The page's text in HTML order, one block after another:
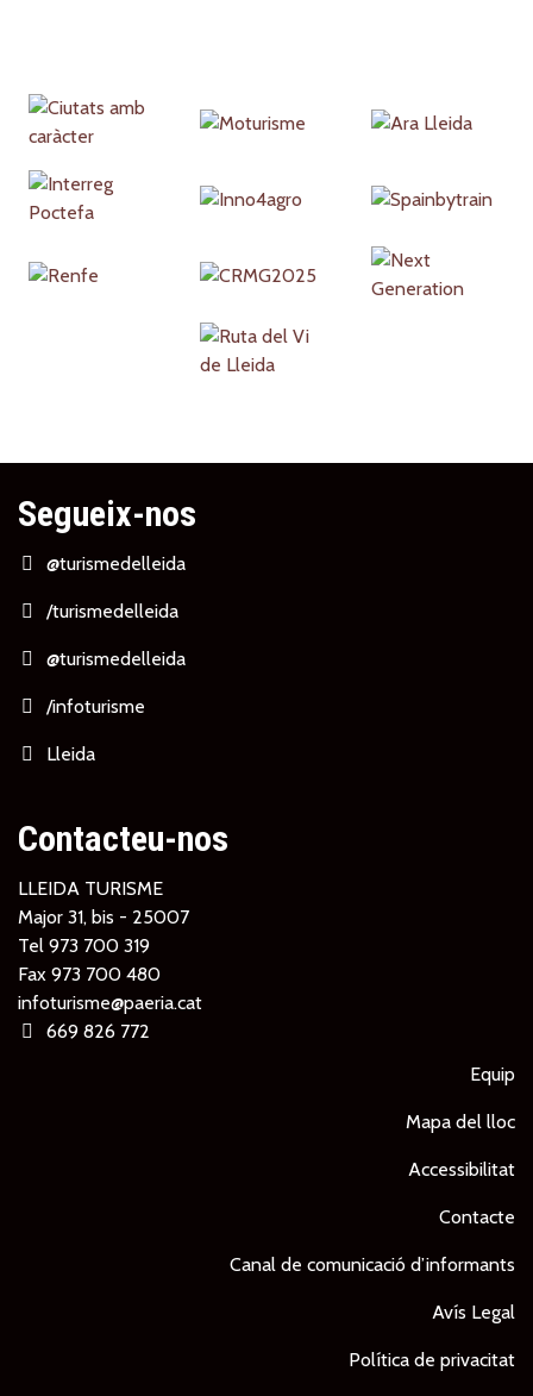
Partners
Segueix-nos
@turismedelleida
/turismedelleida
@turismedelleida
/infoturisme
Lleida
Contacteu-nos
LLEIDA TURISME
Major 31, bis - 25007
Tel 973 700 319
Fax 973 700 480
infoturisme@paeria.cat
669 826 772
Equip
Mapa del lloc
Accessibilitat
Contacte
Canal de comunicació d’informants
Avís Legal
Política de privacitat